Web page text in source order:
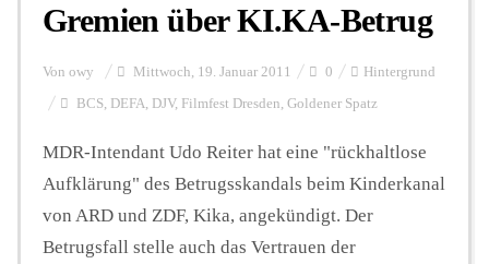
Gremien über KI.KA-Betrug
Von owy Mittwoch, 19. Januar 2011 0 Hintergrund
BCS, DEFA, DJV, Filmfest Dresden, Goldener Spatz
MDR-Intendant Udo Reiter hat eine "rückhaltlose
Aufklärung" des Betrugsskandals beim Kinderkanal
von ARD und ZDF, Kika, angekündigt. Der
Betrugsfall stelle auch das Vertrauen der